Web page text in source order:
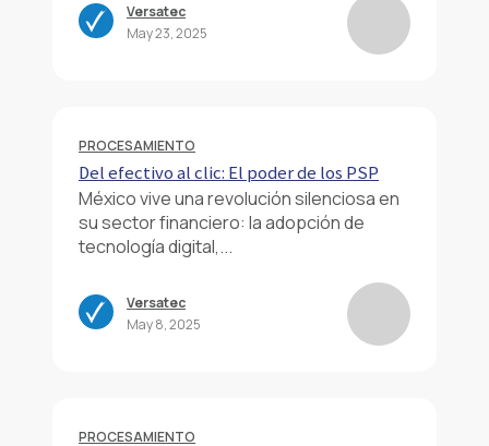
Versatec
May 23, 2025
PROCESAMIENTO
Del efectivo al clic: El poder de los PSP
México vive una revolución silenciosa en
su sector financiero: la adopción de
tecnología digital,...
Versatec
May 8, 2025
PROCESAMIENTO